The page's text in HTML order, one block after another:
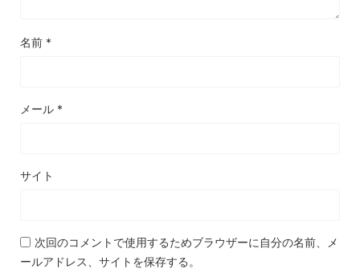
名前 *
メール *
サイト
次回のコメントで使用するためブラウザーに自分の名前、メ
ールアドレス、サイトを保存する。